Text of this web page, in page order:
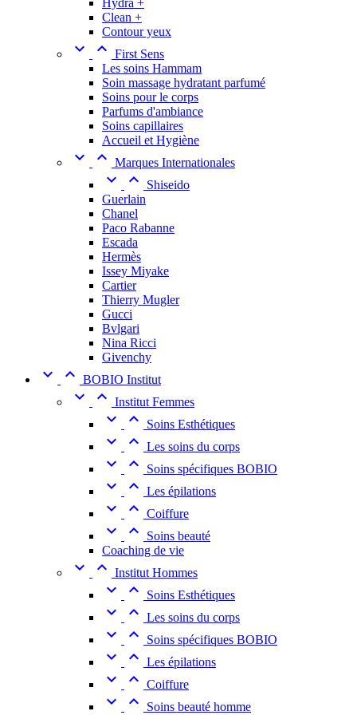
Clean +
Contour yeux
  First Sens
Les soins Hammam
Soin massage hydratant parfumé
Soins pour le corps
Parfums d'ambiance
Soins capillaires
Accueil et Hygiène
  Marques Internationales
 
Shiseido
Guerlain
Chanel
Paco Rabanne
Escada
Hermès
Issey Miyake
Cartier
Thierry Mugler
Gucci
Bvlgari
Nina Ricci
Givenchy
  BOBIO Institut
  Institut Femmes
  Soins Esthétiques
  Les soins du corps
  Soins spécifiques BOBIO
  Les épilations
  Coiffure
 
Soins beauté
Coaching de vie
  Institut Hommes
  Soins Esthétiques
  Les soins du corps
  Soins spécifiques BOBIO
  Les épilations
  Coiffure
 
Soins beauté homme